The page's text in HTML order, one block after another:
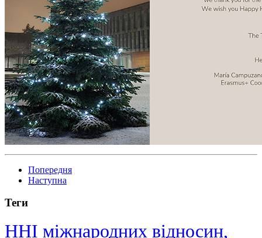
Попередня
Наступна
Теги
ННІ міжнародних відносин,